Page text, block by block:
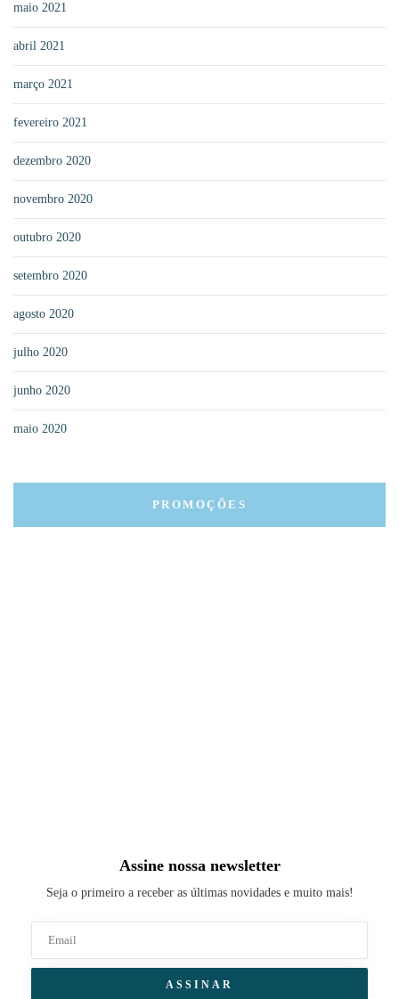
maio 2021
abril 2021
março 2021
fevereiro 2021
dezembro 2020
novembro 2020
outubro 2020
setembro 2020
agosto 2020
julho 2020
junho 2020
maio 2020
PROMOÇÕES
Assine nossa newsletter
Seja o primeiro a receber as últimas novidades e muito mais!